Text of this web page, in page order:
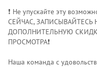
❗️ Не упускайте эту
СЕЙЧАС, ЗАПИСЫВАЙТЕСЬ
ДОПОЛНИТЕЛЬНУЮ
ПРОСМОТРА❗️
Наша команда с